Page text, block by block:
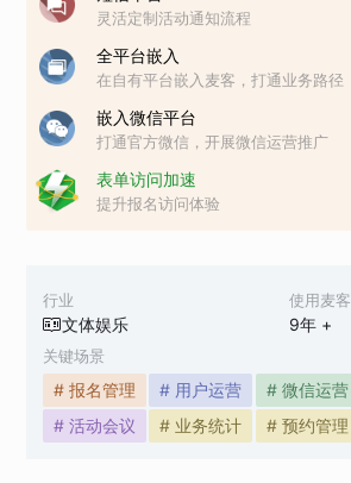
行业
文体娱乐
使用麦客
9年 +
关键场景
# 报名管理 # 用户运营 # 微信运营
# 活动会议
# 业务统计 # 预约管理
灵活定制活动通知流程
全平台嵌入
在自有平台嵌入麦客，打通业务路径
嵌入微信平台
打通官方微信，开展微信运营推广
表单访问加速
提升报名访问体验